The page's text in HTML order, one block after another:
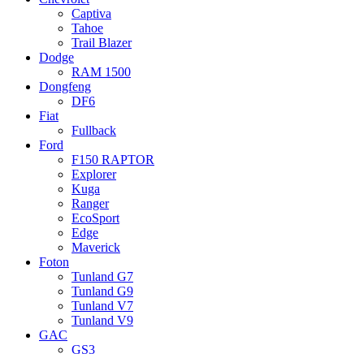
Captiva
Tahoe
Trail Blazer
Dodge
RAM 1500
Dongfeng
DF6
Fiat
Fullback
Ford
F150 RAPTOR
Explorer
Kuga
Ranger
EcoSport
Edge
Maverick
Foton
Tunland G7
Tunland G9
Tunland V7
Tunland V9
GAC
GS3